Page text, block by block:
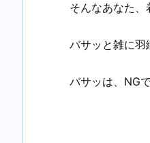
そんなあなた、
バサッと雑に羽
バサッは、NG